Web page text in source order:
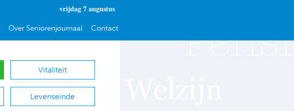
vrijdag 7 augustus
Over Seniorenjournaal Contact
Vitaliteit
Levenseinde